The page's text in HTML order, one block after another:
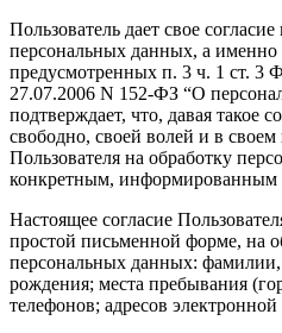
Пользователь дает свое
персональных данных, а именно
предусмотренных п. 3 ч. 1 ст. 3
27.07.2006 N 152-ФЗ “О
подтверждает, что, давая такое
свободно, своей волей и в своем
Пользователя на обработку
конкретным, информированным
Настоящее согласие
простой письменной форме, на
персональных данных: фамилии,
рождения; места пребывания
телефонов; адресов